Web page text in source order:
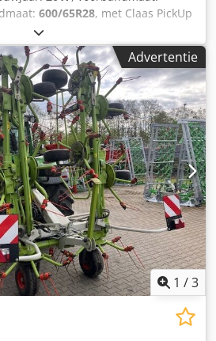
600/65R28, met Claas PickUp
m, Mercedes-motor 430 kW, 585
korrelkneuzer, Auto Fill,
achteruitrijcamera,
Chedpfxjtpgm Ej Ak Dsa
Advertentie
1 /3